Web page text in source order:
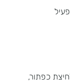
כפתור,